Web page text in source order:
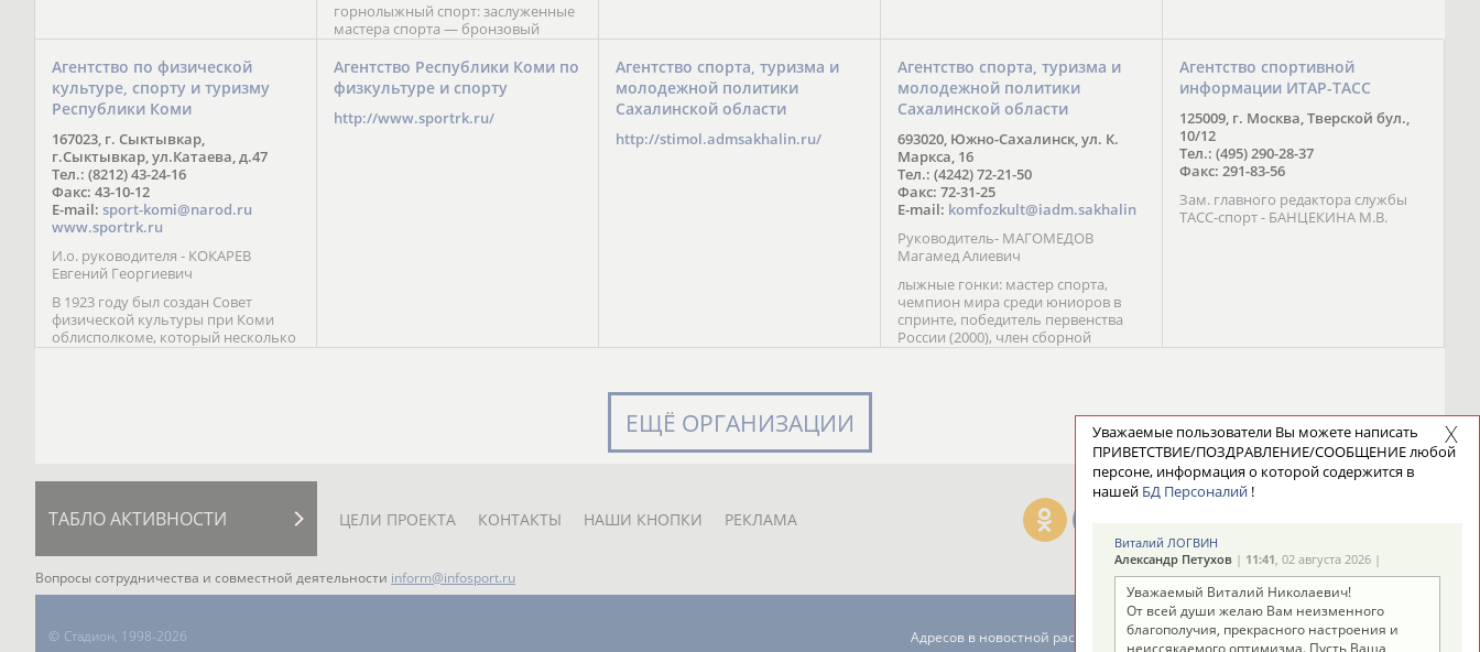
горнолыжный спорт: заслуженные
мастера спорта — бронзовый
призер Кубка мира (1997),
обладатель Кубка Европы (2002) В.
Зеленская; бронзовый призер
Паралимпийских игр в Солт-Лейк-
Сити (2002) А. Мошкин; мастер
Агентство по физической
культуре, спорту и туризму
Республики Коми
167023, г. Сыктывкар,
г.Сыктывкар, ул.Катаева, д.47
Тел.: (8212) 43-24-16
Факс: 43-10-12
E-mail: sport-komi@narod.ru
www.sportrk.ru
И.о. руководителя - КОКАРЕВ
Евгений Георгиевич
В 1923 году был создан Совет
физической культуры при Коми
облисполкоме, который несколько
раз реорганизовывался; с 1994 года
Агентство Республики Коми по
физкультуре и спорту
http://www.sportrk.ru/
Агентство спорта, туризма и
молодежной политики
Сахалинской области
http://stimol.admsakhalin.ru/
Агентство спорта, туризма и
молодежной политики
Сахалинской области
693020, Южно-Сахалинск, ул. К.
Маркса, 16
Тел.: (4242) 72-21-50
Факс: 72-31-25
E-mail: komfozkult@iadm.sakhalin
Руководитель- МАГОМЕДОВ
Магамед Алиевич
лыжные гонки: мастер спорта,
чемпион мира среди юниоров в
спринте, победитель первенства
России (2000), член сборной
команды России С. Новиков;
Кубка России (1999) В. Разницын;
первенств России (1999, 2000), член
юниорской сборной команды
Агентство спортивной
информации ИТАР-ТАСС
125009, г. Москва, Тверской бул.,
10/12
Тел.: (495) 290-28-37
Факс: 291-83-56
Зам. главного редактора службы
ТАСС-спорт - БАНЦЕКИНА М.В.
ЕЩЁ ОРГАНИЗАЦИИ
ТАБЛО АКТИВНОСТИ ЦЕЛИ ПРОЕКТА КОНТАКТЫ НАШИ КНОПКИ РЕКЛАМА
Вопросы сотрудничества и совместной деятельности inform@infosport.ru
© Стадион, 1998-2026 Адресов в новостной рассылке: 996
Уважаемые пользователи Вы можете написать
ПРИВЕТСТВИЕ/ПОЗДРАВЛЕНИЕ/СООБЩЕНИЕ любой
персоне, информация о которой содержится в
нашей БД Персоналий !
Виталий ЛОГВИН
Александр Петухов | 11:41, 02 августа 2026 |
Уважаемый Виталий Николаевич!
От всей души желаю Вам неизменного
благополучия, прекрасного настроения и
неиссякаемого оптимизма. Пусть Ваша